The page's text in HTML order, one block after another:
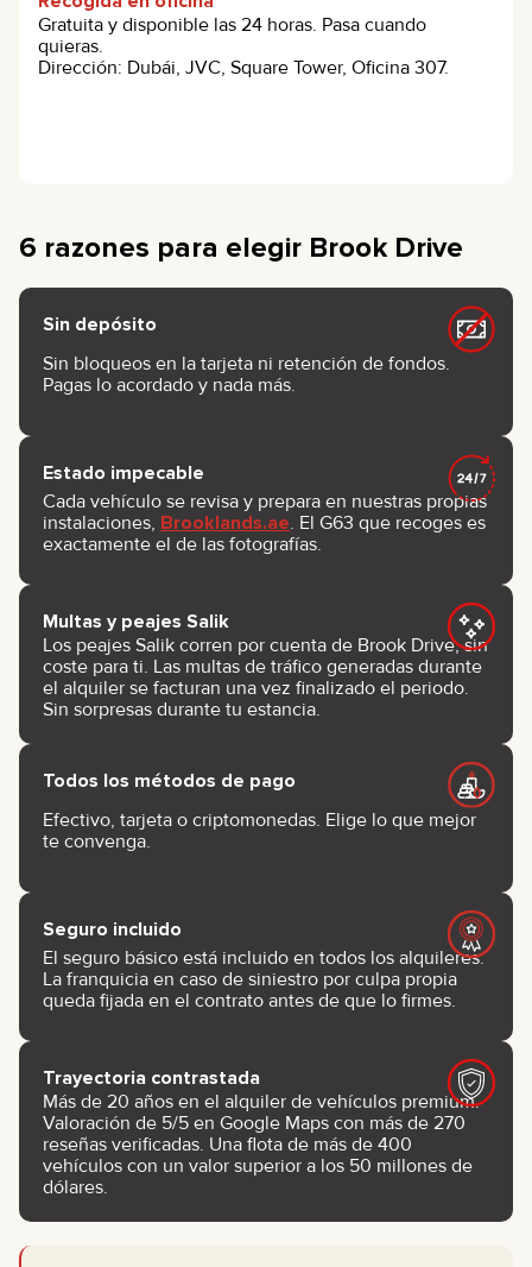
Gratuita y disponible las 24 horas. Pasa cuando
quieras.
Dirección: Dubái, JVC, Square Tower, Oficina 307.
6 razones para elegir Brook Drive
Sin depósito
Sin bloqueos en la tarjeta ni retención de fondos.
Pagas lo acordado y nada más.
Estado impecable
Cada vehículo se revisa y prepara en nuestras propias
instalaciones, Brooklands.ae. El G63 que recoges es
exactamente el de las fotografías.
Multas y peajes Salik
Los peajes Salik corren por cuenta de Brook Drive, sin
coste para ti. Las multas de tráfico generadas durante
el alquiler se facturan una vez finalizado el periodo.
Sin sorpresas durante tu estancia.
Todos los métodos de pago
Efectivo, tarjeta o criptomonedas. Elige lo que mejor
te convenga.
Seguro incluido
El seguro básico está incluido en todos los alquileres.
La franquicia en caso de siniestro por culpa propia
queda fijada en el contrato antes de que lo firmes.
Trayectoria contrastada
Más de 20 años en el alquiler de vehículos premium.
Valoración de 5/5 en Google Maps con más de 270
reseñas verificadas. Una flota de más de 400
vehículos con un valor superior a los 50 millones de
dólares.